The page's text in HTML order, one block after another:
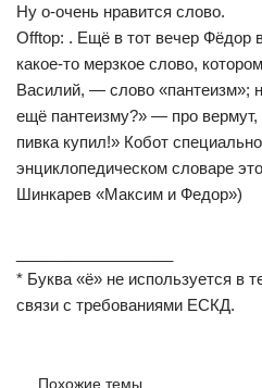
Ну о-очень нравится слово.
Offtop: . Ещё в тот вечер Фёдор
какое-то мерзкое слово,
Василий, — слово «пантеизм»;
ещё пантеизму?» — про
пивка купил!» Кобот
энциклопедическом словаре
Шинкарев «Максим и Федор»)
* Буква «ё» не используется в
связи с требованиями ЕСКД.
Похожие темы